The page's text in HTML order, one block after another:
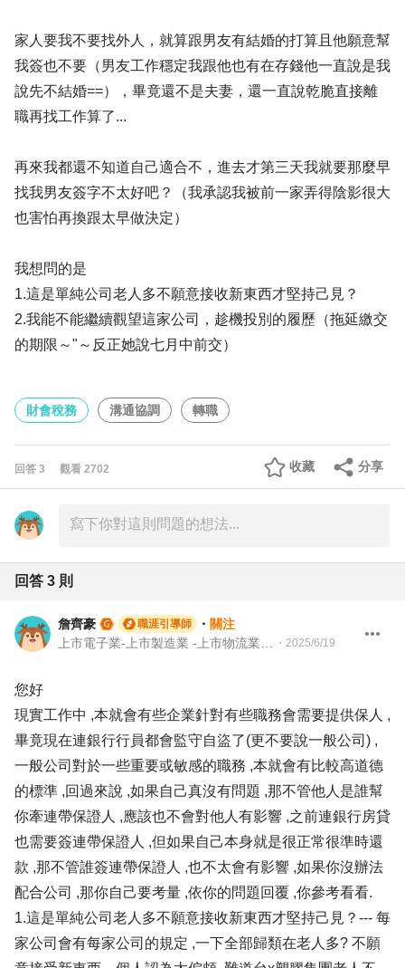
家人要我不要找外人，就算跟男友有結婚的打算且他願意幫
我簽也不要（男友工作穩定我跟他也有在存錢他一直說是我
說先不結婚==），畢竟還不是夫妻，還一直說乾脆直接離
職再找工作算了...
再來我都還不知道自己適合不，進去才第三天我就要那麼早
找我男友簽字不太好吧？（我承認我被前一家弄得陰影很大
也害怕再換跟太早做決定）
我想問的是
1.這是單純公司老人多不願意接收新東西才堅持己見？
2.我能不能繼續觀望這家公司，趁機投別的履歷（拖延繳交
的期限～"～反正她說七月中前交）
財會稅務 溝通協調 轉職
回答 3 觀看 2702 分享
收藏
回答 3 則
詹齊豪 職涯引導師 ・ 關注
・ 2025/6/19
您好
現實工作中 ,本就會有些企業針對有些職務會需要提供保人 ,
畢竟現在連銀行行員都會監守自盜了(更不要說一般公司) ,
一般公司對於一些重要或敏感的職務 ,本就會有比較高道德
的標準 ,回過來說 ,如果自己真沒有問題 ,那不管他人是誰幫
你牽連帶保證人 ,應該也不會對他人有影響 ,之前連銀行房貸
也需要簽連帶保證人 ,但如果自己本身就是很正常很準時還
款 ,那不管誰簽連帶保證人 ,也不太會有影響 ,如果你沒辦法
配合公司 ,那你自己要考量 ,依你的問題回覆 ,你參考看看.
1.這是單純公司老人多不願意接收新東西才堅持己見？--- 每
家公司會有每家公司的規定 ,一下全部歸類在老人多? 不願